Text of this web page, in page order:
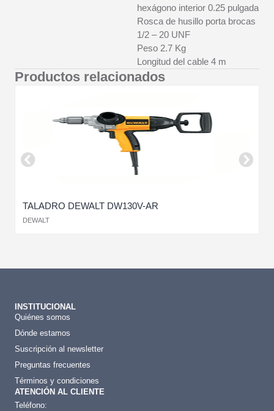
hexágono interior 0.25 pulgada
Rosca de husillo porta brocas
1/2 – 20 UNF
Peso 2.7 Kg
Longitud del cable 4 m
Productos relacionados
TALADRO DEWALT DW130V-AR
DEWALT
INSTITUCIONAL
Quiénes somos
Dónde estamos
Suscripción al newsletter
Preguntas frecuentes
Términos y condiciones
ATENCIÓN AL CLIENTE
Teléfono: